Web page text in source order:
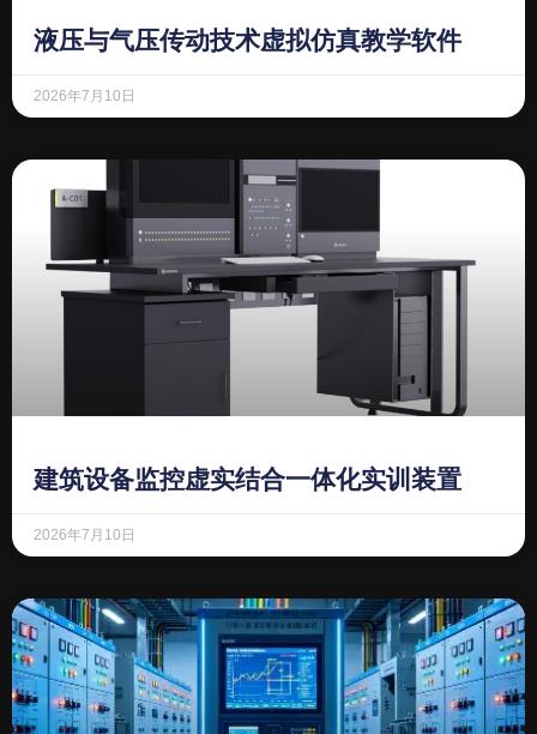
液压与气压传动技术虚拟仿真教学软件
2026年7月10日
建筑设备监控虚实结合一体化实训装置
2026年7月10日